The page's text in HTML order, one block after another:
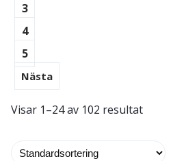
3
4
5
Nästa
Visar 1–24 av 102 resultat